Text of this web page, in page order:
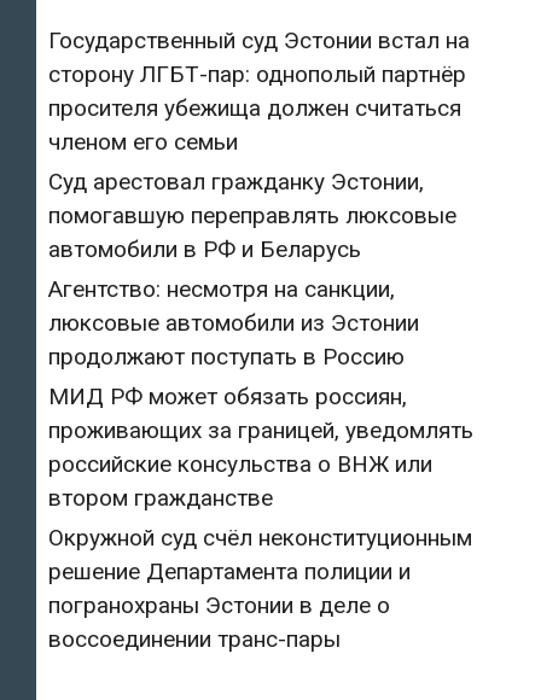
Государственный суд Эстонии встал на
сторону ЛГБТ-пар: однополый партнёр
просителя убежища должен считаться
членом его семьи
Суд арестовал гражданку Эстонии,
помогавшую переправлять люксовые
автомобили в РФ и Беларусь
Агентство: несмотря на санкции,
люксовые автомобили из Эстонии
продолжают поступать в Россию
МИД РФ может обязать россиян,
проживающих за границей, уведомлять
российские консульства о ВНЖ или
втором гражданстве
Окружной суд счёл неконституционным
решение Департамента полиции и
погранохраны Эстонии в деле о
воссоединении транс-пары